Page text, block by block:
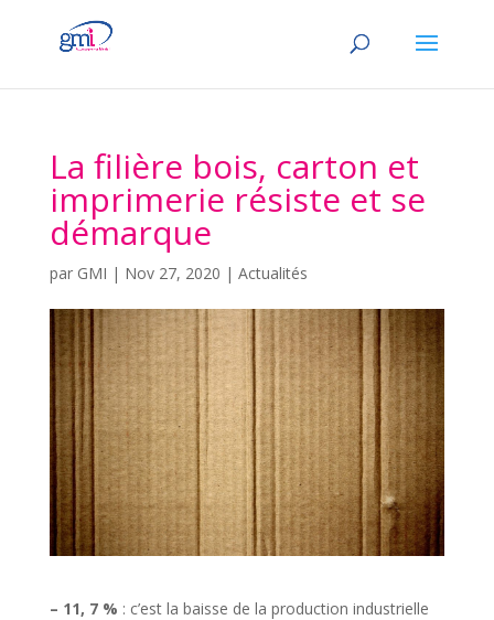
La filière bois, carton et
imprimerie résiste et se
démarque
par GMI | Nov 27, 2020 | Actualités
– 11, 7 % : c’est la baisse de la production industrielle